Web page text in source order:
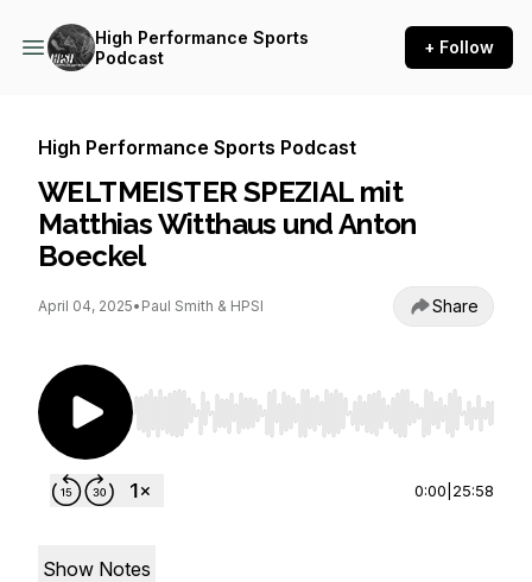
High Performance Sports
Podcast
+ Follow
High Performance Sports Podcast
WELTMEISTER SPEZIAL mit
Matthias Witthaus und Anton
Boeckel
April 04, 2025• Paul Smith & HPSI Share
Use Left/Right to seek, Home/End to jump to
0:00 25:58
Show Notes